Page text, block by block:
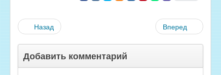
Назад Вперед
Добавить комментарий